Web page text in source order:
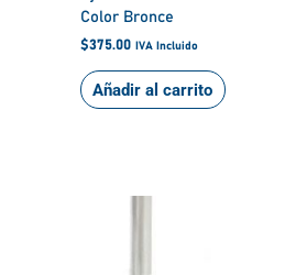
Color Bronce
$375.00 IVA Incluido
Añadir al carrito